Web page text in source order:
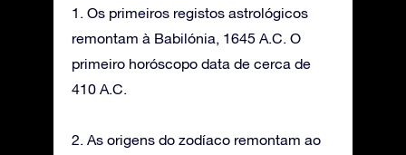
1. Os primeiros registos astrológicos
remontam à Babilónia, 1645 A.C. O
primeiro horóscopo data de cerca de
410 A.C.
2. As origens do zodíaco remontam ao